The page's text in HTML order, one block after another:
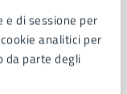
e di sessione per
analitici per
da parte degli